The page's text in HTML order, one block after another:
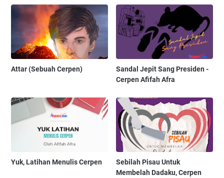
Attar (Sebuah Cerpen)
Sandal Jepit Sang Presiden -
Cerpen Afifah Afra
Yuk, Latihan Menulis Cerpen
Sebilah Pisau Untuk
Membelah Dadaku, Cerpen